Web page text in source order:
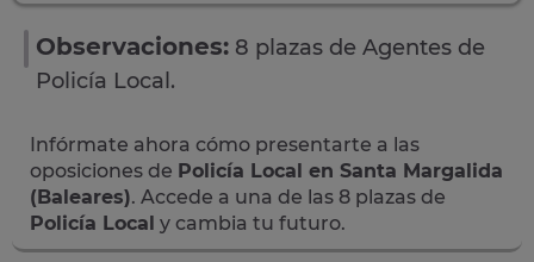
Observaciones: 8 plazas de Agentes de
Policía Local.
Infórmate ahora cómo presentarte a las
oposiciones de Policía Local en Santa Margalida
(Baleares). Accede a una de las 8 plazas de
Policía Local y cambia tu futuro.